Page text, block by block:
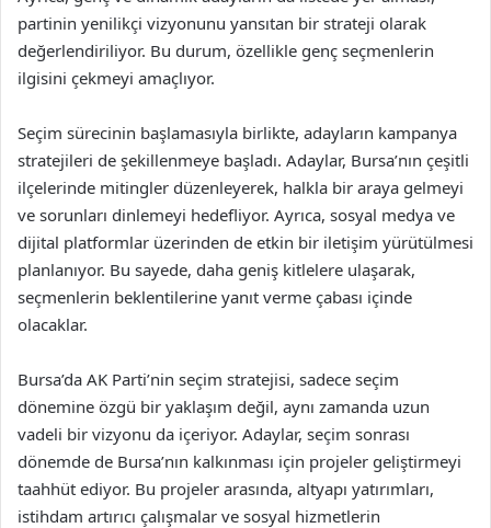
partinin yenilikçi vizyonunu yansıtan bir strateji olarak
değerlendiriliyor. Bu durum, özellikle genç seçmenlerin
ilgisini çekmeyi amaçlıyor.
Seçim sürecinin başlamasıyla birlikte, adayların kampanya
stratejileri de şekillenmeye başladı. Adaylar, Bursa’nın çeşitli
ilçelerinde mitingler düzenleyerek, halkla bir araya gelmeyi
ve sorunları dinlemeyi hedefliyor. Ayrıca, sosyal medya ve
dijital platformlar üzerinden de etkin bir iletişim yürütülmesi
planlanıyor. Bu sayede, daha geniş kitlelere ulaşarak,
seçmenlerin beklentilerine yanıt verme çabası içinde
olacaklar.
Bursa’da AK Parti’nin seçim stratejisi, sadece seçim
dönemine özgü bir yaklaşım değil, aynı zamanda uzun
vadeli bir vizyonu da içeriyor. Adaylar, seçim sonrası
dönemde de Bursa’nın kalkınması için projeler geliştirmeyi
taahhüt ediyor. Bu projeler arasında, altyapı yatırımları,
istihdam artırıcı çalışmalar ve sosyal hizmetlerin